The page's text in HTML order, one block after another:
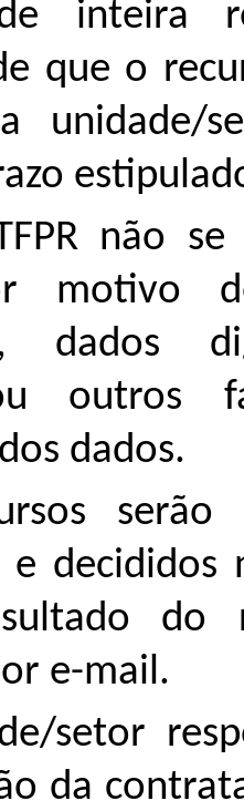
inteira
que o
unidade/
não
motivo
dados
outros
dados.
serão
e
do
e-mail.
setor
da